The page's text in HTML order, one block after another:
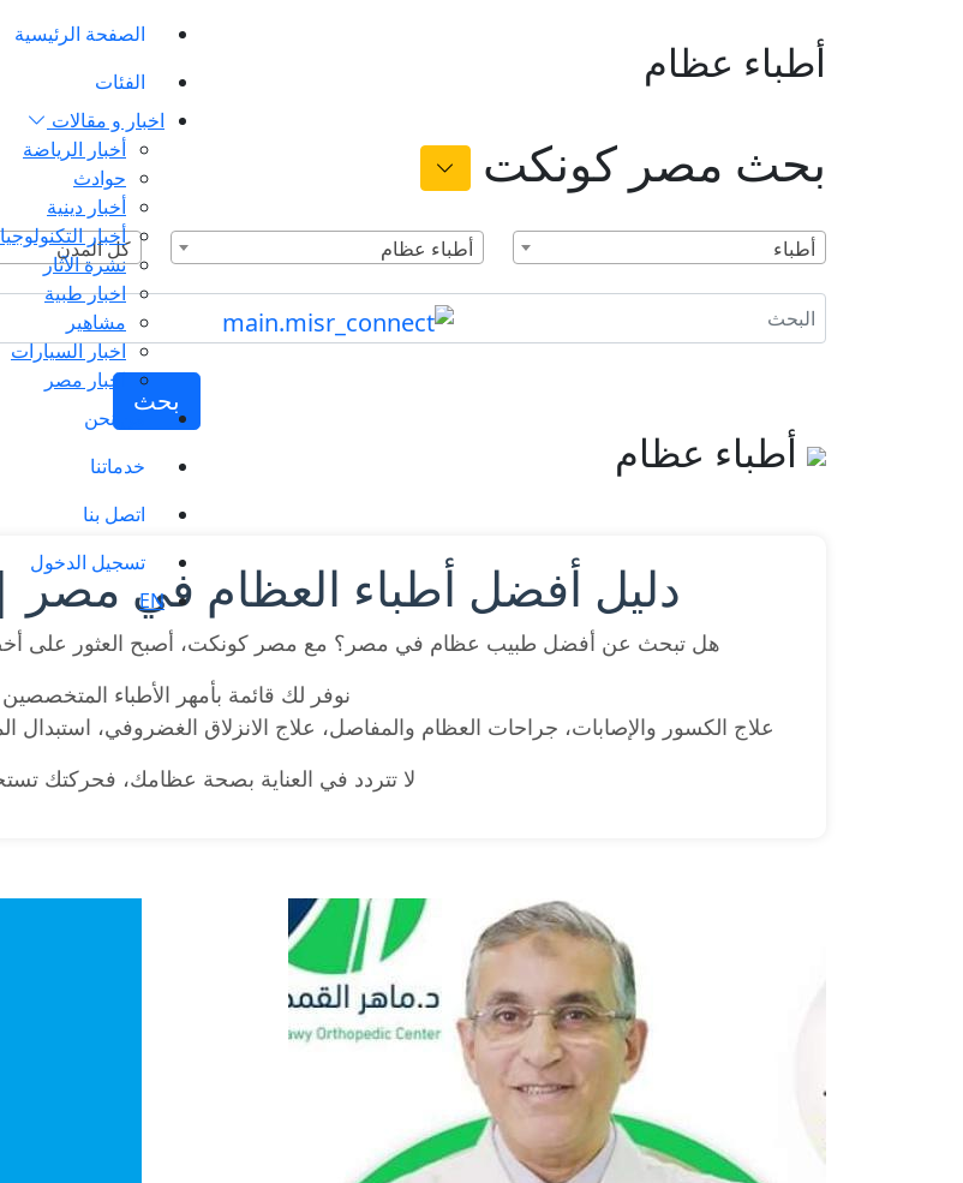
الصفحة الرئيسية
الفئات
اخبار و مقالات
أخبار الرياضة
حوادث
أخبار دينية
أخبار
نشرة الآثار
اخبار طبية
مشاهير
اخبار السيارات
اخبار مصر
من نحن
خدماتنا
اتصل بنا
تسجيل الدخول
EN
أطباء عظام
بحث مصر كونكت
أطباء أطباء عظام كل المدن
بحث
أطباء عظام
دليل أفضل أطباء العظام في مصر
هل تبحث عن أفضل طبيب عظام في مصر؟ مع مصر كونكت، أصبح العثور
نوفر لك قائمة بأمهر الأطباء
علاج الكسور والإصابات، جراحات العظام والمفاصل، علاج الانزلاق الغضروفي، استبدال
لا تتردد في العناية بصحة عظامك، فحركتك